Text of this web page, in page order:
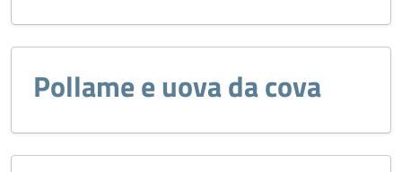
Pollame e uova da cova